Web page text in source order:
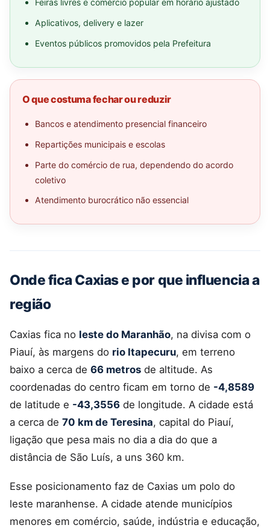
Feiras livres e comércio popular em horário ajustado
Aplicativos, delivery e lazer
Eventos públicos promovidos pela Prefeitura
O que costuma fechar ou reduzir
Bancos e atendimento presencial financeiro
Repartições municipais e escolas
Parte do comércio de rua, dependendo do acordo
coletivo
Atendimento burocrático não essencial
Onde fica Caxias e por que influencia a
região
Caxias fica no leste do Maranhão, na divisa com o
Piauí, às margens do rio Itapecuru, em terreno
baixo a cerca de 66 metros de altitude. As
coordenadas do centro ficam em torno de -4,8589
de latitude e -43,3556 de longitude. A cidade está
a cerca de 70 km de Teresina, capital do Piauí,
ligação que pesa mais no dia a dia do que a
distância de São Luís, a uns 360 km.
Esse posicionamento faz de Caxias um polo do
leste maranhense. A cidade atende municípios
menores em comércio, saúde, indústria e educação,